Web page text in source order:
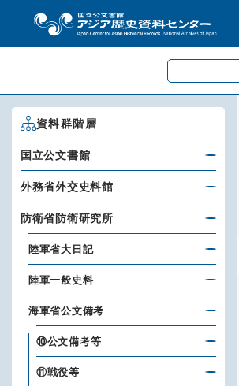
資料群階層
国立公文書館
外務省外交史料館
防衛省防衛研究所
陸軍省大日記
陸軍一般史料
海軍省公文備考
⑩公文備考等
⑪戦役等